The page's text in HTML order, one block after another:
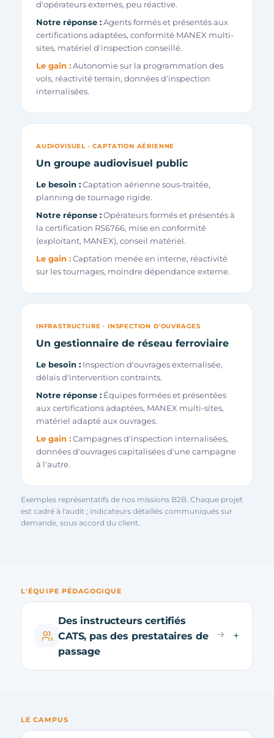
d'opérateurs externes, peu réactive.
Notre réponse :Agents formés et présentés aux
certifications adaptées, conformité MANEX multi-
sites, matériel d'inspection conseillé.
Le gain :Autonomie sur la programmation des
vols, réactivité terrain, données d'inspection
internalisées.
AUDIOVISUEL · CAPTATION AÉRIENNE
Un groupe audiovisuel public
Le besoin :Captation aérienne sous-traitée,
planning de tournage rigide.
Notre réponse :Opérateurs formés et présentés à
la certification RS6766, mise en conformité
(exploitant, MANEX), conseil matériel.
Le gain :Captation menée en interne, réactivité
sur les tournages, moindre dépendance externe.
INFRASTRUCTURE · INSPECTION D'OUVRAGES
Un gestionnaire de réseau ferroviaire
Le besoin : Inspection d'ouvrages externalisée,
délais d'intervention contraints.
Notre réponse : Équipes formées et présentées
aux certifications adaptées, MANEX multi-sites,
matériel adapté aux ouvrages.
Le gain :Campagnes d'inspection internalisées,
données d'ouvrages capitalisées d'une campagne
à l'autre.
Exemples représentatifs de nos missions B2B. Chaque projet
est cadré à l'audit ; indicateurs détaillés communiqués sur
demande, sous accord du client.
L'ÉQUIPE PÉDAGOGIQUE
Des instructeurs certifiés
CATS, pas des prestataires de
passage
LE CAMPUS